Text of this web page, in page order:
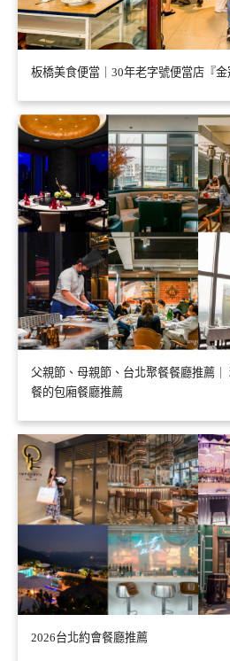
板橋美食便當｜30年老字號便當店『
父親節、母親節、台北聚餐餐廳推薦
餐的包廂餐廳推薦
2026台北約會餐廳推薦